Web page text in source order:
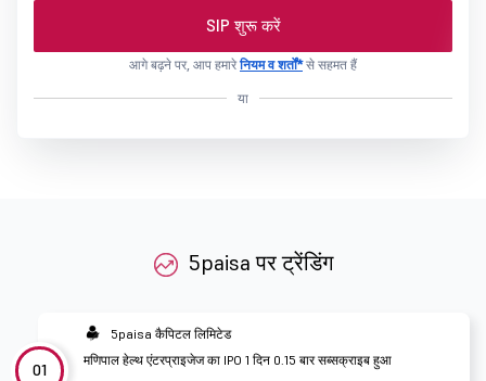
SIP शुरू करें
आगे बढ़ने पर, आप हमारेनियम व शर्तों*से सहमत हैं
या
5paisa पर ट्रेंडिंग
01
5paisa कैपिटल लिमिटेड
मणिपाल हेल्थ एंटरप्राइजेज का IPO 1 दिन 0.15 बार सब्सक्राइब हुआ